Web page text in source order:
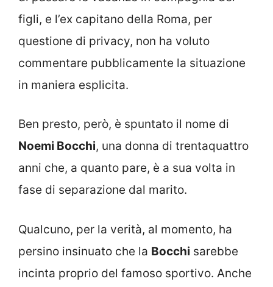
figli, e l’ex capitano della Roma, per
questione di privacy, non ha voluto
commentare pubblicamente la situazione
in maniera esplicita.
Ben presto, però, è spuntato il nome di
Noemi Bocchi, una donna di trentaquattro
anni che, a quanto pare, è a sua volta in
fase di separazione dal marito.
Qualcuno, per la verità, al momento, ha
persino insinuato che la Bocchi sarebbe
incinta proprio del famoso sportivo. Anche